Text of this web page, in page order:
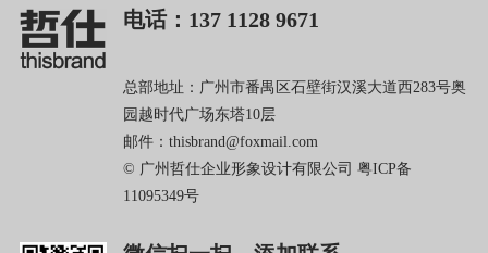
电话：137 1128 9671
总部地址：广州市番禺区石壁街汉溪大道西283号奥
园越时代广场东塔10层
邮件：thisbrand@foxmail.com
© 广州哲仕企业形象设计有限公司 粤ICP备
11095349号